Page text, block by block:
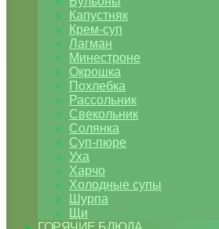
Капустняк
Крем-суп
Лагман
Минестроне
Окрошка
Похлебка
Рассольник
Свекольник
Солянка
Суп-пюре
Уха
Харчо
Холодные супы
Шурпа
Щи